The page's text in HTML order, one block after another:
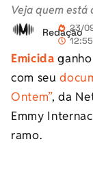
Veja quem está
Redação
23/
12:55
Emicida
com seu
Ontem”, da
Emmy
ramo.